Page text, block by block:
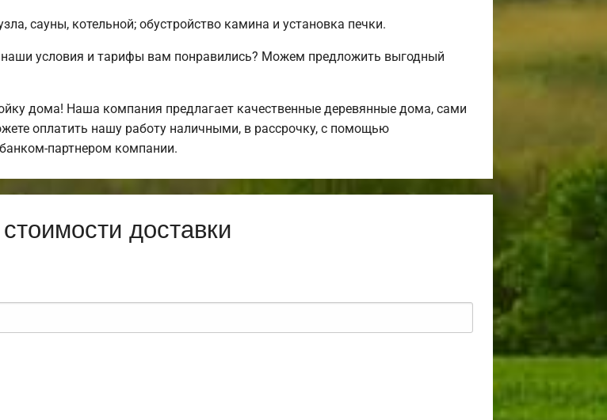
сауны, котельной; обустройство камина и установка печки.
условия и тарифы вам понравились? Можем предложить выгодный
дома! Наша компания предлагает качественные деревянные дома, сами
оплатить нашу работу наличными, в рассрочку, с помощью
партнером компании.
доставки